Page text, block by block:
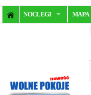
NOCLEGI MAPA